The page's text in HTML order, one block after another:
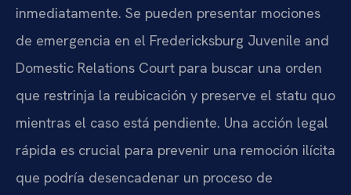
inmediatamente. Se pueden presentar mociones
de emergencia en el Fredericksburg Juvenile and
Domestic Relations Court para buscar una orden
que restrinja la reubicación y preserve el statu quo
mientras el caso está pendiente. Una acción legal
rápida es crucial para prevenir una remoción ilícita
que podría desencadenar un proceso de